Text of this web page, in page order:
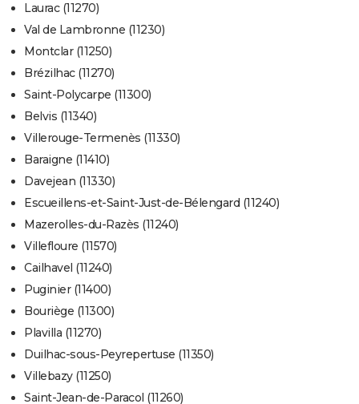
Laurac (11270)
Val de Lambronne (11230)
Montclar (11250)
Brézilhac (11270)
Saint-Polycarpe (11300)
Belvis (11340)
Villerouge-Termenès (11330)
Baraigne (11410)
Davejean (11330)
Escueillens-et-Saint-Just-de-Bélengard (11240)
Mazerolles-du-Razès (11240)
Villefloure (11570)
Cailhavel (11240)
Puginier (11400)
Bouriège (11300)
Plavilla (11270)
Duilhac-sous-Peyrepertuse (11350)
Villebazy (11250)
Saint-Jean-de-Paracol (11260)